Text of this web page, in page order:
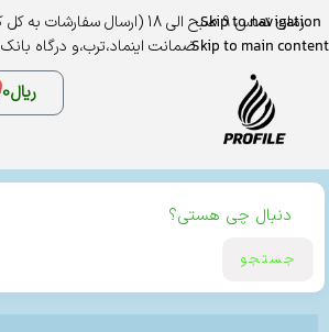
Skip to navigation
Skip to main content
زمان تماس 9 صبح الی 18 (ارسال
ضمانت اینماد،ترب،و درگاه
ریال0
جستجو